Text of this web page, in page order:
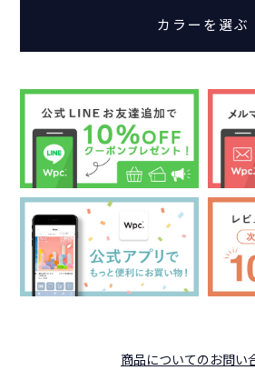
カラーを選ぶ
商品についてのお問い